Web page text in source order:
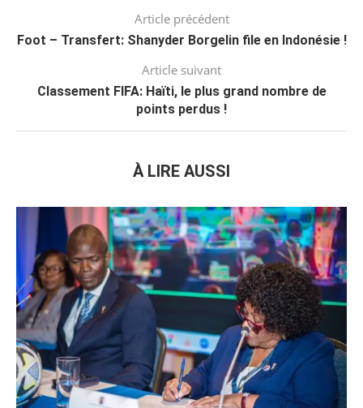
Article précédent
Foot – Transfert: Shanyder Borgelin file en Indonésie !
Article suivant
Classement FIFA: Haïti, le plus grand nombre de
points perdus !
À LIRE AUSSI